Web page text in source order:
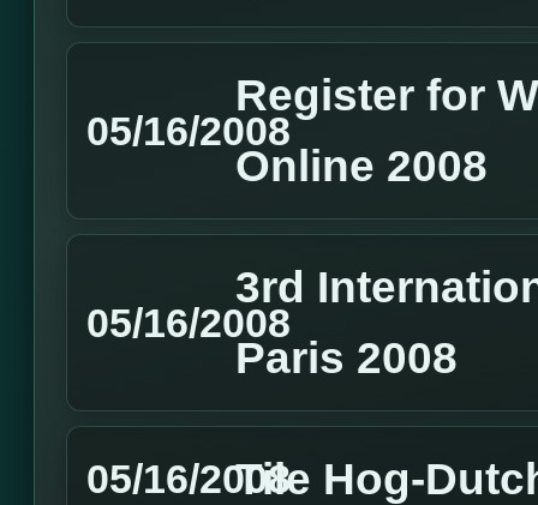
05/16/2008
Register for
Online 2008
05/16/2008
3rd
Paris 2008
05/16/2008Tile Hog-